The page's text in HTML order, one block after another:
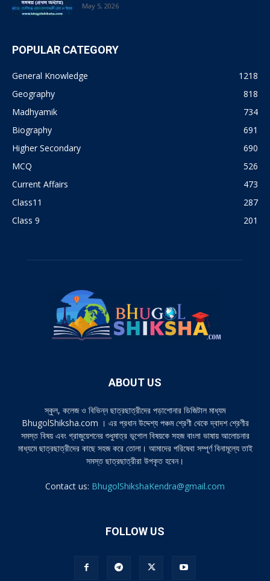
May 5, 2026
POPULAR CATEGORY
General Knowledge
1218
Geography
818
Madhyamik
734
Biography
691
Higher Secondary
690
MCQ
526
Current Affairs
473
Class11
287
Class 9
201
ABOUT US
স্কুল, কলেজ ও বিভিন্ন ছাত্রছাত্রীদের পড়াশোনার ডিজিটাল মাধ্যম
BhugolShiksha.com । এর প্রধান উদ্দেশ্য পঞ্চম শ্রেণী থেকে দ্বাদশ শ্রেণীর
সমস্ত বিষয় এবং গ্রাজুয়েশনের শুধুমাত্র ভূগোল বিষয়কে সহজ বাংলা ভাষায় আলোচনার
মাধ্যমে ছাত্রছাত্রীদের কাছে সহজ করে তোলা। আমাদের পরিষেবা সম্পূর্ণ বিনামূল্যে তাই
সমস্ত ছাত্রছাত্রীরা উপকৃত হবেন।
Contact us: BhugolShikshaKendra@gmail.com
FOLLOW US